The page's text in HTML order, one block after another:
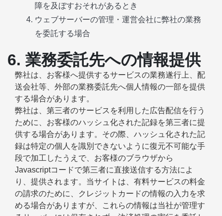
障を及ぼすおそれがあるとき
ウェブサーバーの管理・運営会社に弊社の業務
を委託する場合
6. 業務委託先への情報提供
弊社は、お客様へ提供するサービスの業務遂行上、配
送会社等、外部の業務委託先へ個人情報の一部を提供
する場合があります。
弊社は、第三者のサービスを利用した広告配信を行う
ために、お客様のハッシュ化された記録を第三者に提
供する場合があります。その際、ハッシュ化された記
録は特定の個人を識別できないように復元不可能な手
段で加工したうえで、お客様のブラウザから
Javascriptコードで第三者に直接送信する方法によ
り、提供されます。当サイトは、有料サービスの料金
の請求のために、クレジットカードの情報の入力を求
める場合がありますが、これらの情報は当社が管理す